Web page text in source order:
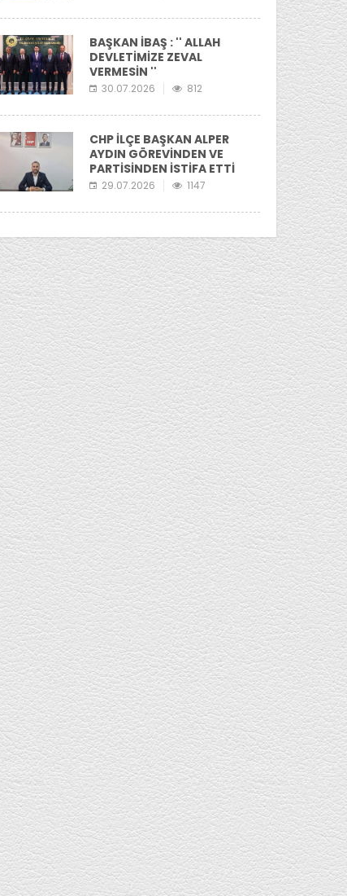
BAŞKAN İBAŞ : '' ALLAH
DEVLETİMİZE ZEVAL
VERMESİN ''
30.07.2026 812
CHP İLÇE BAŞKAN ALPER
AYDIN GÖREVİNDEN VE
PARTİSİNDEN İSTİFA ETTİ
29.07.2026 1147